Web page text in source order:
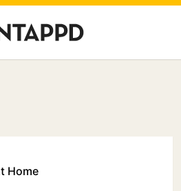
Home